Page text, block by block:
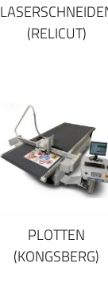
(RELICUT)
PLOTTEN
(KONGSBERG)